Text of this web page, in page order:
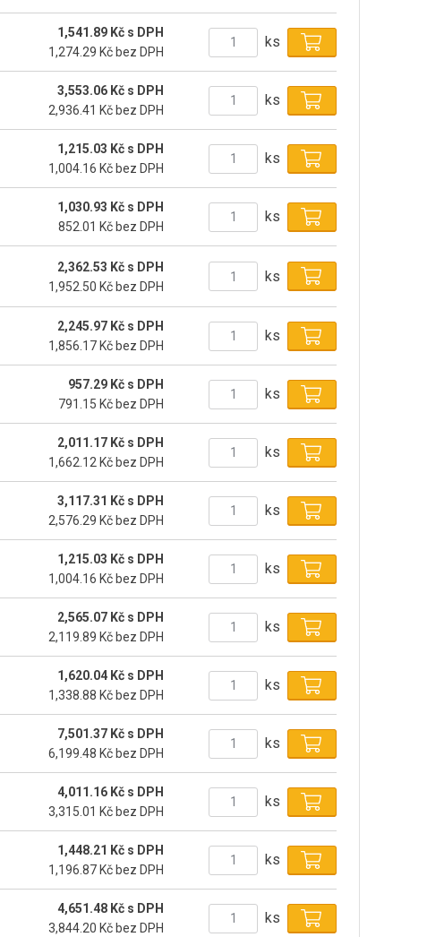
1,541.89 Kč s DPH
1,274.29 Kč bez DPH
ks
3,553.06 Kč s DPH
2,936.41 Kč bez DPH
ks
1,215.03 Kč s DPH
1,004.16 Kč bez DPH
ks
1,030.93 Kč s DPH
852.01 Kč bez DPH
ks
2,362.53 Kč s DPH
1,952.50 Kč bez DPH
ks
2,245.97 Kč s DPH
1,856.17 Kč bez DPH
ks
957.29 Kč s DPH
791.15 Kč bez DPH
ks
2,011.17 Kč s DPH
1,662.12 Kč bez DPH
ks
3,117.31 Kč s DPH
2,576.29 Kč bez DPH
ks
1,215.03 Kč s DPH
1,004.16 Kč bez DPH
ks
2,565.07 Kč s DPH
2,119.89 Kč bez DPH
ks
1,620.04 Kč s DPH
1,338.88 Kč bez DPH
ks
7,501.37 Kč s DPH
6,199.48 Kč bez DPH
ks
4,011.16 Kč s DPH
3,315.01 Kč bez DPH
ks
1,448.21 Kč s DPH
1,196.87 Kč bez DPH
ks
4,651.48 Kč s DPH
3,844.20 Kč bez DPH
ks